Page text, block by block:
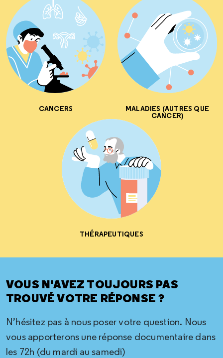
CANCERS MALADIES (AUTRES QUE
CANCER)
THÉRAPEUTIQUES
VOUS N'AVEZ TOUJOURS PAS
TROUVÉ VOTRE RÉPONSE ?
N’hésitez pas à nous poser votre question. Nous
vous apporterons une réponse documentaire dans
les 72h (du mardi au samedi)